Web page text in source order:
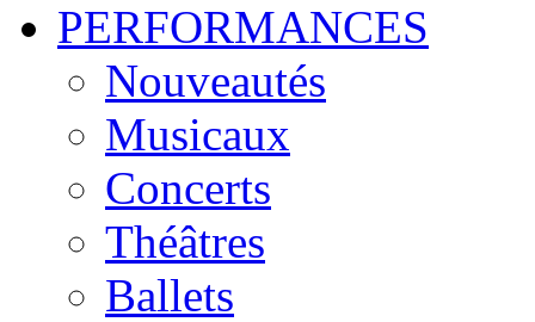
PERFORMANCES
Nouveautés
Musicaux
Concerts
Théâtres
Ballets